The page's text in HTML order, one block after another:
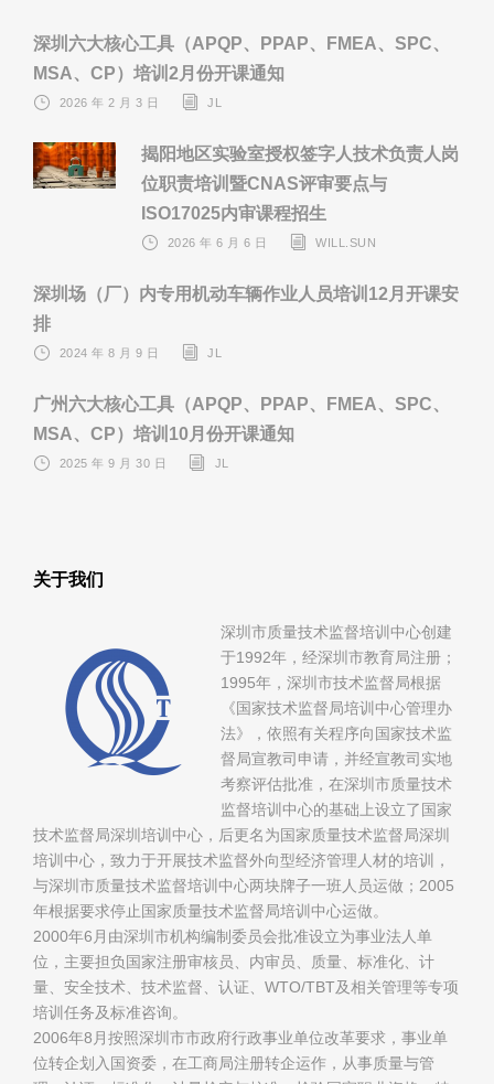
深圳六大核心工具（APQP、PPAP、FMEA、SPC、
MSA、CP）培训2月份开课通知
2026 年 2 月 3 日 JL
揭阳地区实验室授权签字人技术负责人岗
位职责培训暨CNAS评审要点与
ISO17025内审课程招生
2026 年 6 月 6 日 WILL.SUN
深圳场（厂）内专用机动车辆作业人员培训12月开课安
排
2024 年 8 月 9 日 JL
广州六大核心工具（APQP、PPAP、FMEA、SPC、
MSA、CP）培训10月份开课通知
2025 年 9 月 30 日 JL
关于我们
深圳市质量技术监督培训中心创建
于1992年，经深圳市教育局注册；
1995年，深圳市技术监督局根据
《国家技术监督局培训中心管理办
法》，依照有关程序向国家技术监
督局宣教司申请，并经宣教司实地
考察评估批准，在深圳市质量技术
监督培训中心的基础上设立了国家
技术监督局深圳培训中心，后更名为国家质量技术监督局深圳
培训中心，致力于开展技术监督外向型经济管理人材的培训，
与深圳市质量技术监督培训中心两块牌子一班人员运做；2005
年根据要求停止国家质量技术监督局培训中心运做。
2000年6月由深圳市机构编制委员会批准设立为事业法人单
位，主要担负国家注册审核员、内审员、质量、标准化、计
量、安全技术、技术监督、认证、WTO/TBT及相关管理等专项
培训任务及标准咨询。
2006年8月按照深圳市市政府行政事业单位改革要求，事业单
位转企划入国资委，在工商局注册转企运作，从事质量与管